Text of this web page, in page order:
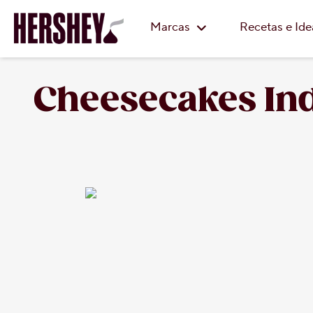
Marcas
Recetas e
Cheesecakes